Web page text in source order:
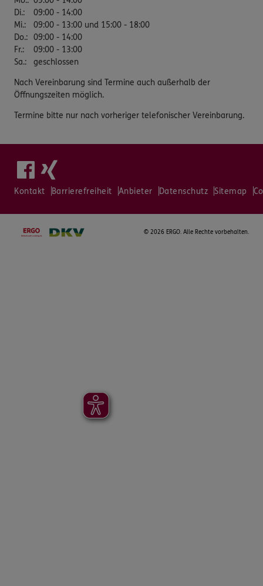
Di.:
09:00 - 14:00
Mi.:
09:00 - 13:00 und 15:00 - 18:00
Do.: 09:00 - 14:00
Fr.:
09:00 - 13:00
Sa.: geschlossen
Nach Vereinbarung sind Termine auch außerhalb der
Öffnungszeiten möglich.
Termine bitte nur nach vorheriger telefonischer Vereinbarung.
Kontakt Barrierefreiheit Anbieter Datenschutz Sitemap
© 2026 ERGO. Alle Rechte vorbehalten.